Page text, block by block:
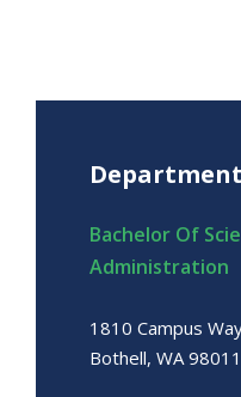
Bachelor Of
Administration
1810 Campus
Bothell, WA